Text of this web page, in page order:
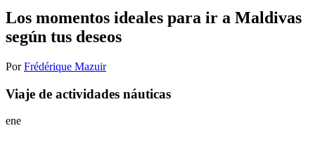
Los momentos ideales para ir a Maldivas
según tus deseos
PorFrédérique Mazuir
Viaje de actividades náuticas
ene